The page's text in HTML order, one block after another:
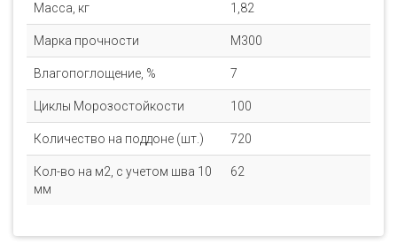
Масса, кг 1,82
Марка прочности M300
Влагопоглощение, % 7
Циклы Морозостойкости 100
Количество на поддоне (шт.) 720
Кол-во на м2, с учетом шва 10
мм
62